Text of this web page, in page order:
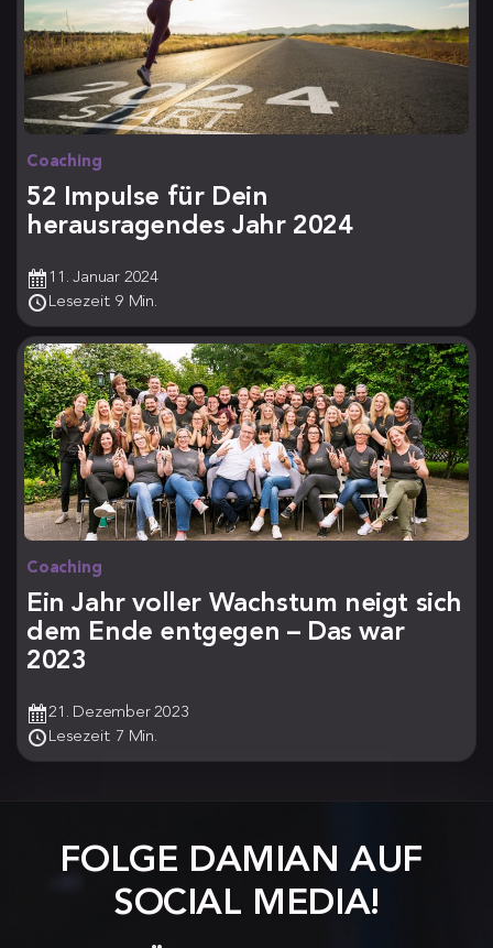
Coaching
52 Impulse für Dein
herausragendes Jahr 2024
11. Januar 2024
Lesezeit: 9 Min.
Coaching
Ein Jahr voller Wachstum neigt sich
dem Ende entgegen – Das war
2023
21. Dezember 2023
Lesezeit: 7 Min.
FOLGE DAMIAN AUF
SOCIAL MEDIA!